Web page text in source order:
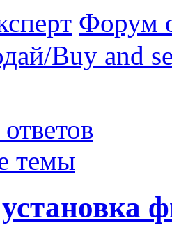
Форум
Buy and
темы